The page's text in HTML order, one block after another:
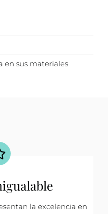
en sus materiales
la excelencia en